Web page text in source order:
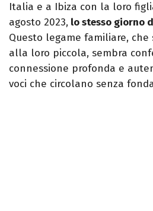
Italia e a Ibiza con la loro
agosto 2023, lo stesso giorno
Questo legame familiare,
alla loro piccola, sembra
connessione profonda e
voci che circolano senza